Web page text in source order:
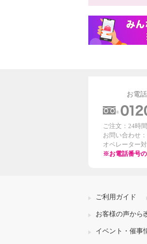
お電
ご注文：24時間
お問い合わせ
オペレーター
※お電話番号の
ご利用ガイド
お客様の声から
イベント・催事